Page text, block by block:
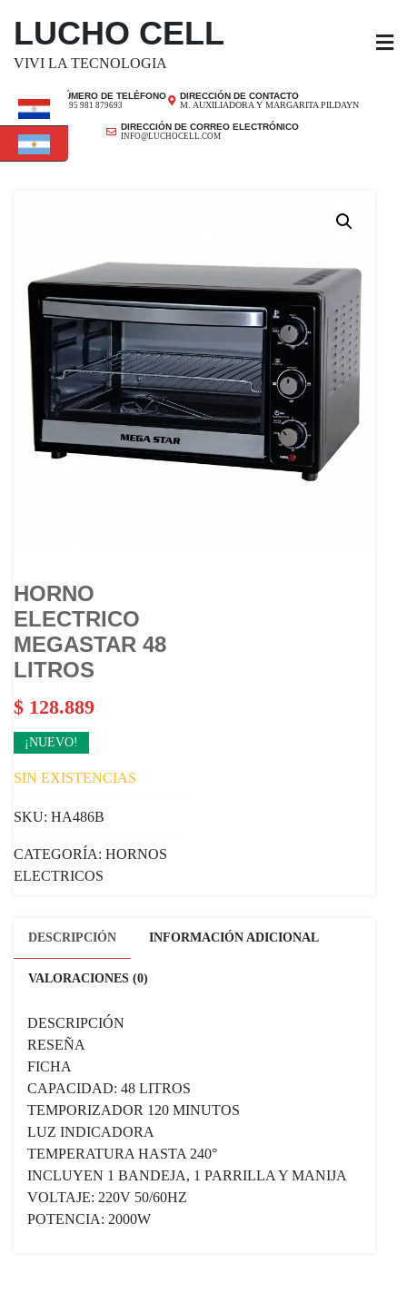
LUCHO CELL
VIVI LA TECNOLOGIA
NÚMERO DE TELÉFONO
+ 595 981 879693
DIRECCIÓN DE CONTACTO
M. AUXILIADORA Y MARGARITA PILDAYN
DIRECCIÓN DE CORREO ELECTRÓNICO
INFO@LUCHOCELL.COM
HORNO
ELECTRICO
MEGASTAR 48
LITROS
$ 128.889
¡NUEVO!
SIN EXISTENCIAS
SKU: HA486B
CATEGORÍA: HORNOS
ELECTRICOS
DESCRIPCIÓN INFORMACIÓN ADICIONAL
VALORACIONES (0)
DESCRIPCIÓN
RESEÑA
FICHA
CAPACIDAD: 48 LITROS
TEMPORIZADOR 120 MINUTOS
LUZ INDICADORA
TEMPERATURA HASTA 240°
INCLUYEN 1 BANDEJA, 1 PARRILLA Y MANIJA
VOLTAJE: 220V 50/60HZ
POTENCIA: 2000W